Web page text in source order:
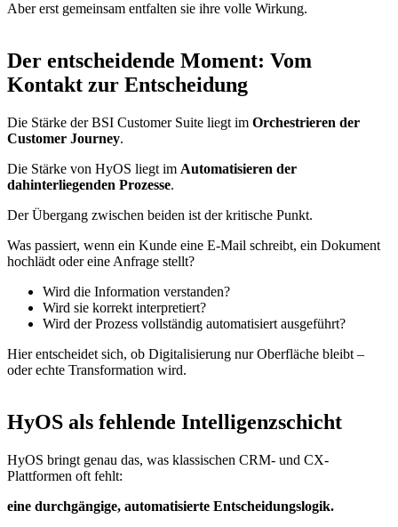
Aber erst gemeinsam entfalten sie ihre volle Wirkung.
Der entscheidende Moment: Vom
Kontakt zur Entscheidung
Die Stärke der BSI Customer Suite liegt im Orchestrieren der
Customer Journey.
Die Stärke von HyOS liegt im Automatisieren der
dahinterliegenden Prozesse.
Der Übergang zwischen beiden ist der kritische Punkt.
Was passiert, wenn ein Kunde eine E-Mail schreibt, ein Dokument
hochlädt oder eine Anfrage stellt?
Wird die Information verstanden?
Wird sie korrekt interpretiert?
Wird der Prozess vollständig automatisiert ausgeführt?
Hier entscheidet sich, ob Digitalisierung nur Oberfläche bleibt –
oder echte Transformation wird.
HyOS als fehlende Intelligenzschicht
HyOS bringt genau das, was klassischen CRM- und CX-
Plattformen oft fehlt:
eine durchgängige, automatisierte Entscheidungslogik.